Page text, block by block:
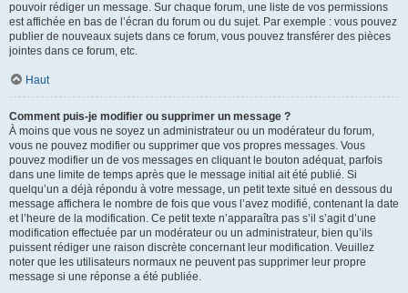
pouvoir rédiger un message. Sur chaque forum, une liste de vos permissions
est affichée en bas de l’écran du forum ou du sujet. Par exemple : vous pouvez
publier de nouveaux sujets dans ce forum, vous pouvez transférer des pièces
jointes dans ce forum, etc.
Haut
Comment puis-je modifier ou supprimer un message ?
À moins que vous ne soyez un administrateur ou un modérateur du forum,
vous ne pouvez modifier ou supprimer que vos propres messages. Vous
pouvez modifier un de vos messages en cliquant le bouton adéquat, parfois
dans une limite de temps après que le message initial ait été publié. Si
quelqu’un a déjà répondu à votre message, un petit texte situé en dessous du
message affichera le nombre de fois que vous l’avez modifié, contenant la date
et l’heure de la modification. Ce petit texte n’apparaîtra pas s’il s’agit d’une
modification effectuée par un modérateur ou un administrateur, bien qu’ils
puissent rédiger une raison discrète concernant leur modification. Veuillez
noter que les utilisateurs normaux ne peuvent pas supprimer leur propre
message si une réponse a été publiée.